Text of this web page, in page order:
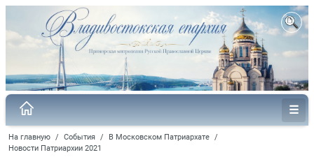
На главную / События / В Московском Патриархате /
Новости Патриархии 2021